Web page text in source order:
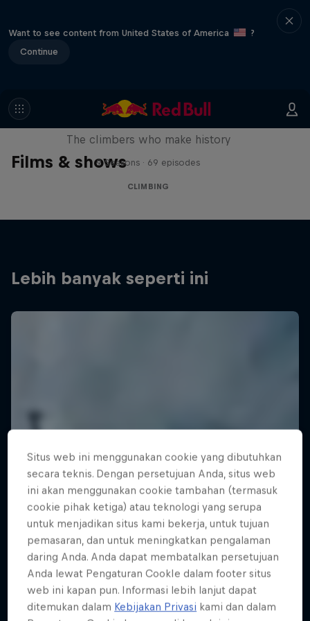
Want to see content from United States of America
?
Continue
Films & shows
Reel Rock
The climbers who make history
9 Seasons · 69 episodes
CLIMBING
Lebih banyak seperti ini
Reel Rock
Situs web ini menggunakan cookie yang dibutuhkan
secara teknis. Dengan persetujuan Anda, situs web
ini akan menggunakan cookie tambahan (termasuk
cookie pihak ketiga) atau teknologi yang serupa
untuk menjadikan situs kami bekerja, untuk tujuan
pemasaran, dan untuk meningkatkan pengalaman
daring Anda. Anda dapat membatalkan persetujuan
Anda lewat Pengaturan CookIe dalam footer situs
web ini kapan pun. Informasi lebih lanjut dapat
ditemukan dalam Kebijakan Privasi kami dan dalam